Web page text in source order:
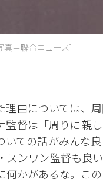
真＝聯合ニュース]
由については、
督は「周りに親
いての話がみんな
ンワン監督も良
かがあるな。こ